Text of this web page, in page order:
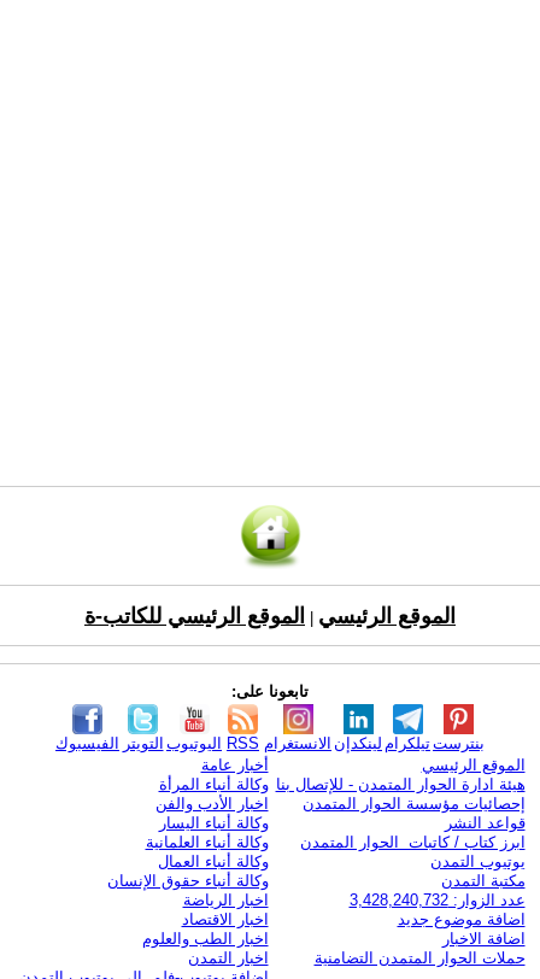
الموقع الرئيسي الموقع الرئيسي للكاتب-ة
تابعونا على:
الفيسبوك التويتر اليوتيوب RSS الانستغرام لينكدإن تيلكرامبنترست
الموقع الرئيسي
هيئة ادارة الحوار المتمدن - للإتصال بنا
إحصائيات مؤسسة الحوار المتمدن
قواعد النشر
ابرز كتاب / كاتبات الحوار المتمدن
يوتيوب التمدن
مكتبة التمدن
عدد الزوار: 3,428,240,732
اضافة موضوع جديد
اضافة الاخبار
حملات الحوار المتمدن التضامنية
أخبار عامة
وكالة أنباء المرأة
اخبار الأدب والفن
وكالة أنباء اليسار
وكالة أنباء العلمانية
وكالة أنباء العمال
وكالة أنباء حقوق الإنسان
اخبار الرياضة
اخبار الاقتصاد
اخبار الطب والعلوم
اخبار التمدن